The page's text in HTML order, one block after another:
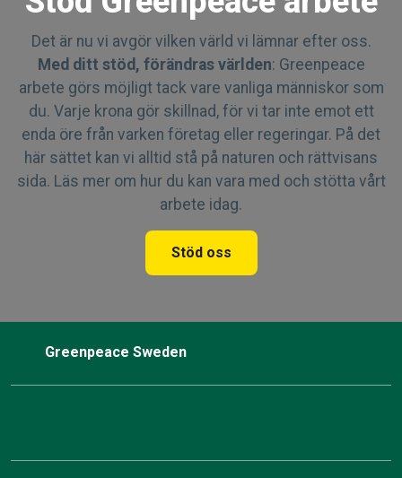
Det är nu vi avgör vilken värld vi lämnar efter oss.
Med ditt stöd, förändras världen: Greenpeace
arbete görs möjligt tack vare vanliga människor som
du. Varje krona gör skillnad, för vi tar inte emot ett
enda öre från varken företag eller regeringar. På det
här sättet kan vi alltid stå på naturen och rättvisans
sida. Läs mer om hur du kan vara med och stötta vårt
arbete idag.
Stöd oss
Greenpeace Sweden